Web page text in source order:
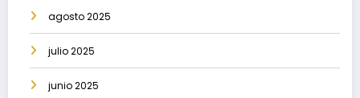
agosto 2025
julio 2025
junio 2025